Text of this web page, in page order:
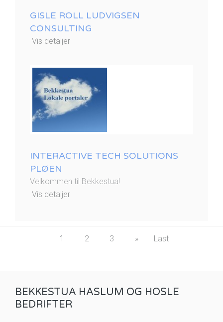
GISLE ROLL LUDVIGSEN
CONSULTING
Vis detaljer
INTERACTIVE TECH SOLUTIONS
PLØEN
Velkommen til Bekkestua!
Vis detaljer
1 2 3 » Last
BEKKESTUA HASLUM OG HOSLE
BEDRIFTER